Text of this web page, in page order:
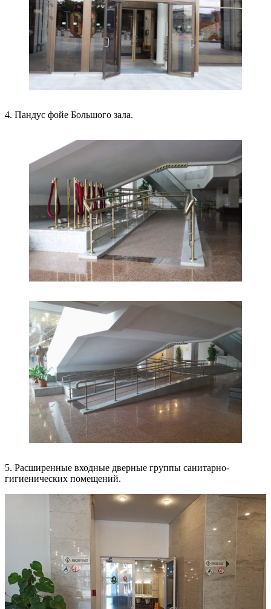
4. Пандус фойе Большого зала.
5. Расширенные входные дверные группы санитарно-
гигиенических помещений.